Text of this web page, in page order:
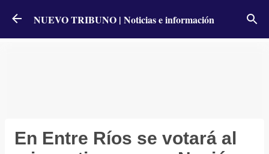
Ir al contenido principal
NUEVO TRIBUNO | Noticias e información
En Entre Ríos se votará al